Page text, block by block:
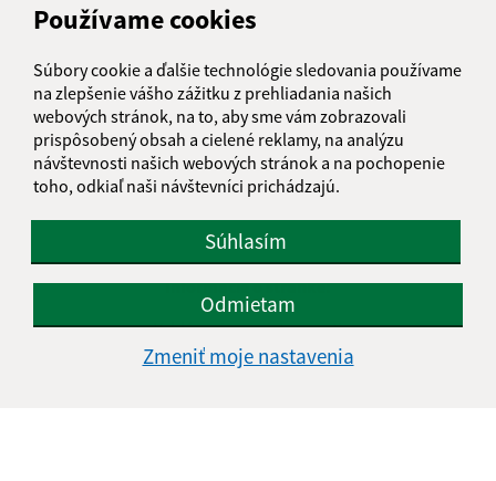
Používame cookies
Súbory cookie a ďalšie technológie sledovania používame
na zlepšenie vášho zážitku z prehliadania našich
webových stránok, na to, aby sme vám zobrazovali
prispôsobený obsah a cielené reklamy, na analýzu
návštevnosti našich webových stránok a na pochopenie
toho, odkiaľ naši návštevníci prichádzajú.
Súhlasím
Odmietam
Zmeniť moje nastavenia
Informácie o stránke:
Vyhlásenie o prístupnosti
Autorské práva